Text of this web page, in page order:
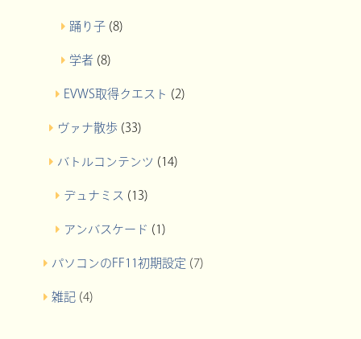
踊り子 (8)
学者 (8)
EVWS取得クエスト (2)
ヴァナ散歩 (33)
バトルコンテンツ (14)
デュナミス (13)
アンバスケード (1)
パソコンのFF11初期設定 (7)
雑記(4)